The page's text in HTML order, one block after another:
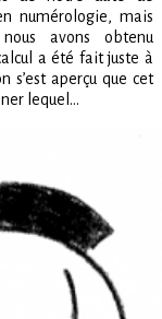
numérologie, mais
avons obtenu
a été fait juste à
s’est aperçu que cet
lequel…